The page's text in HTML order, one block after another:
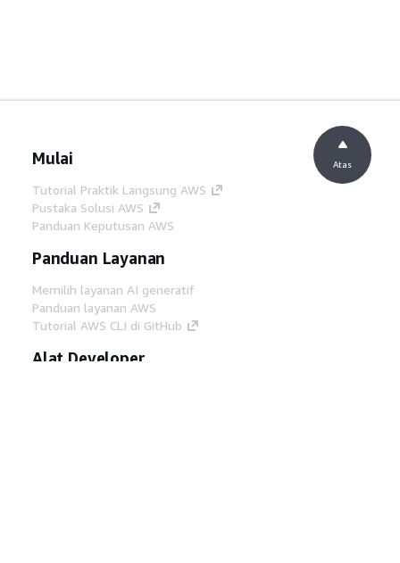
Mulai
Tutorial Praktik Langsung AWS
Pustaka Solusi AWS
Panduan Keputusan AWS
Panduan Layanan
Memilih layanan AI generatif
Panduan layanan AWS
Tutorial AWS CLI di GitHub
Alat Developer
Atas